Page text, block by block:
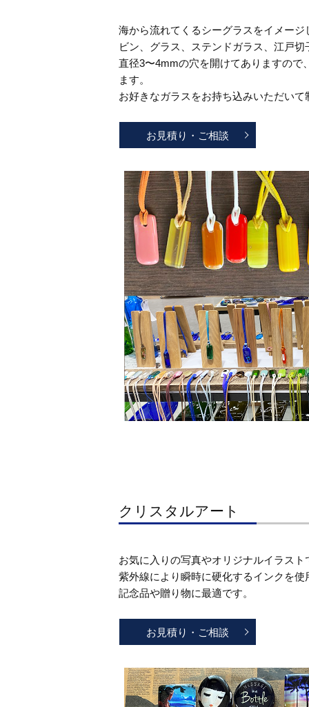
海から流れてくるシーグラスをイメー
ビン、グラス、ステンドガラス、江戸
直径3〜4mmの穴を開けてありますので
ます。
お好きなガラスをお持ち込みいただい
お見積り・ご相談
クリスタルアート
お気に入りの写真やオリジナルイラス
紫外線により瞬時に硬化するインクを
記念品や贈り物に最適です。
お見積り・ご相談